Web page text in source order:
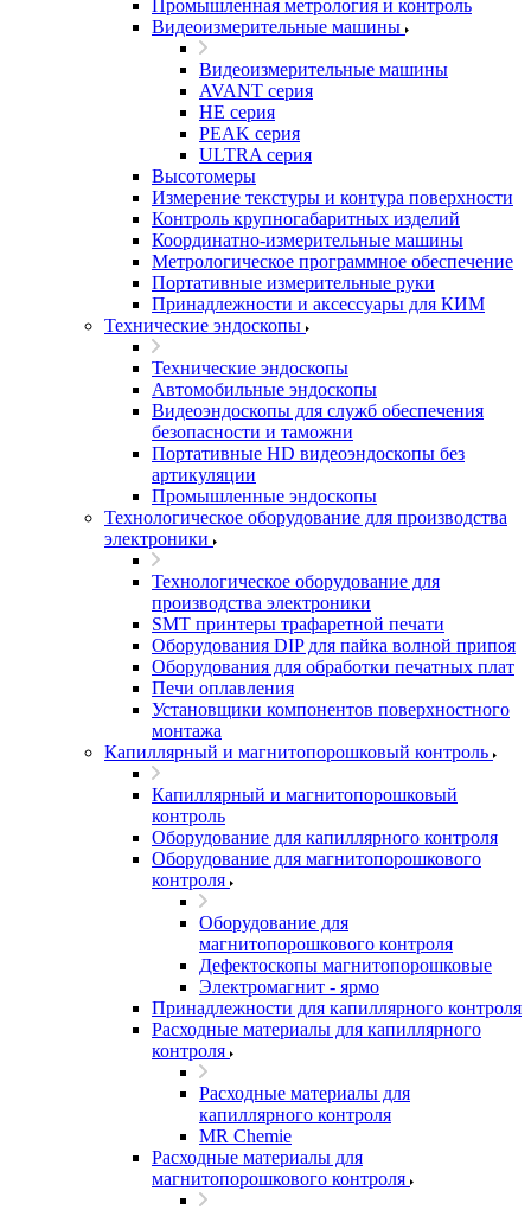
Промышленная метрология и контроль
Видеоизмерительные машины
Видеоизмерительные машины
AVANT серия
HE серия
PEAK серия
ULTRA серия
Высотомеры
Измерение текстуры и контура поверхности
Контроль крупногабаритных изделий
Координатно-измерительные машины
Метрологическое программное обеспечение
Портативные измерительные руки
Принадлежности и аксессуары для КИМ
Технические эндоскопы
Технические эндоскопы
Автомобильные эндоскопы
Видеоэндоскопы для служб обеспечения
безопасности и таможни
Портативные HD видеоэндоскопы без
артикуляции
Промышленные эндоскопы
Технологическое оборудование для производства
электроники
Технологическое оборудование для
производства электроники
SMT принтеры трафаретной печати
Оборудования DIP для пайка волной припоя
Оборудования для обработки печатных плат
Печи оплавления
Установщики компонентов поверхностного
монтажа
Капиллярный и магнитопорошковый контроль
Капиллярный и магнитопорошковый
контроль
Оборудование для капиллярного контроля
Оборудование для магнитопорошкового
контроля
Оборудование для
магнитопорошкового контроля
Дефектоскопы магнитопорошковые
Электромагнит - ярмо
Принадлежности для капиллярного контроля
Расходные материалы для капиллярного
контроля
Расходные материалы для
капиллярного контроля
MR Chemie
Расходные материалы для
магнитопорошкового контроля